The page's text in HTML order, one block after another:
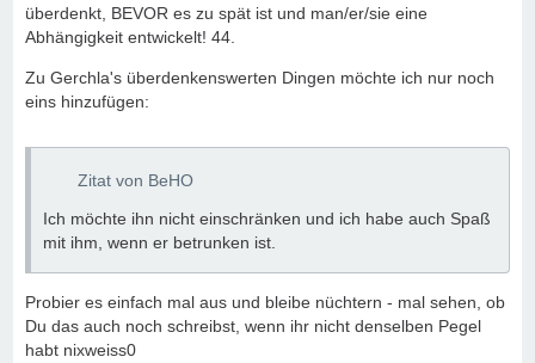
überdenkt, BEVOR es zu spät ist und man/er/sie eine
Abhängigkeit entwickelt! 44.
Zu Gerchla's überdenkenswerten Dingen möchte ich nur noch
eins hinzufügen:
Zitat von BeHO
Ich möchte ihn nicht einschränken und ich habe auch Spaß
mit ihm, wenn er betrunken ist.
Probier es einfach mal aus und bleibe nüchtern - mal sehen, ob
Du das auch noch schreibst, wenn ihr nicht denselben Pegel
habt nixweiss0